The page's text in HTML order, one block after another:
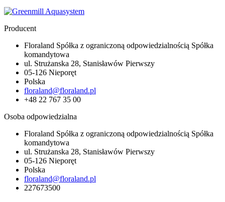
Producent
Floraland Spółka z ograniczoną odpowiedzialnością Spółka
komandytowa
ul. Strużanska 28, Stanisławów Pierwszy
05-126 Nieporęt
Polska
floraland@floraland.pl
+48 22 767 35 00
Osoba odpowiedzialna
Floraland Spółka z ograniczoną odpowiedzialnością Spółka
komandytowa
ul. Strużanska 28, Stanisławów Pierwszy
05-126 Nieporęt
Polska
floraland@floraland.pl
227673500